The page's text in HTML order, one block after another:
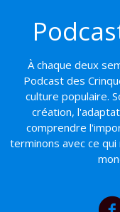
contenuÀ chaque deux
Podcast des
culture populaire.
création,
comprendre
terminons avec ce